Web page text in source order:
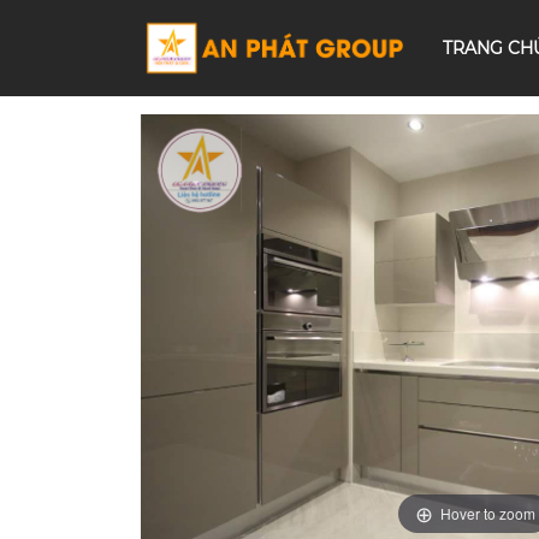
TRANG
Hover to zoom